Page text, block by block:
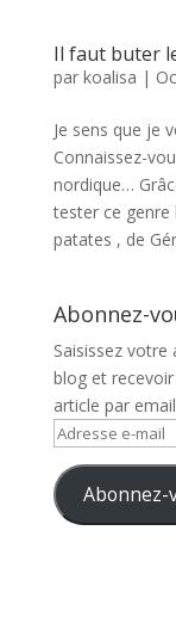
Il faut buter
par koalisa |
Je sens que je
Connaissez-
nordique…
tester ce genre
patates , de
Abonnez-
Saisissez
blog et
article par
Adresse
mail Abonnez-